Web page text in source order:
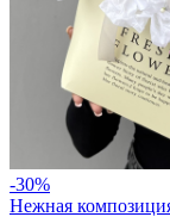
-30%
Нежная